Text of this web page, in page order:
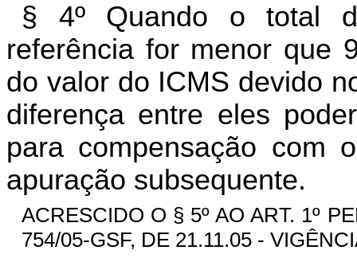
§ 4º Quando o total
referência for menor que
do valor do ICMS devido
diferença entre eles
para compensação com
apuração subsequente.
ACRESCIDO O § 5º AO ART. 1º
754/05-GSF, DE 21.11.05 -